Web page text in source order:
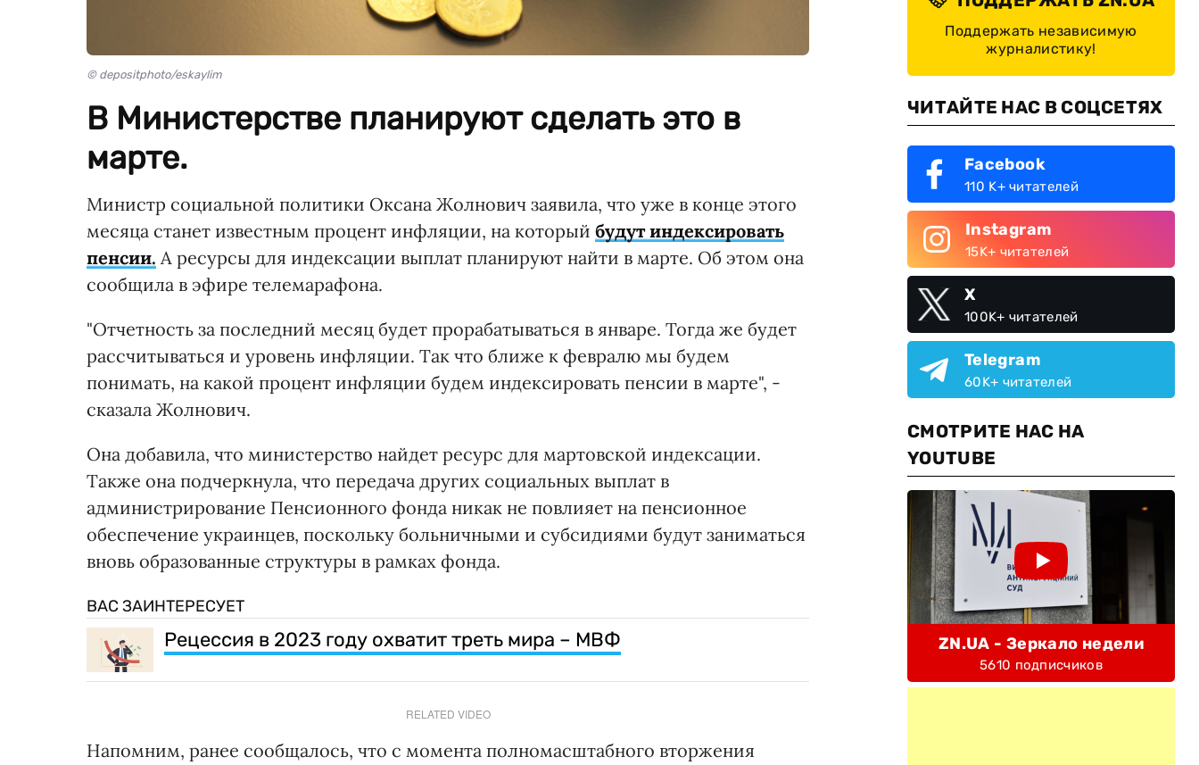
© depositphoto/eskaylim
В Министерстве планируют сделать это в
марте.
Министр социальной политики Оксана Жолнович заявила, что уже в конце этого
месяца станет известным процент инфляции, на который будут индексировать
пенсии. А ресурсы для индексации выплат планируют найти в марте. Об этом она
сообщила в эфире телемарафона.
"Отчетность за последний месяц будет прорабатываться в январе. Тогда же будет
рассчитываться и уровень инфляции. Так что ближе к февралю мы будем
понимать, на какой процент инфляции будем индексировать пенсии в марте", -
сказала Жолнович.
Она добавила, что министерство найдет ресурс для мартовской индексации.
Также она подчеркнула, что передача других социальных выплат в
администрирование Пенсионного фонда никак не повлияет на пенсионное
обеспечение украинцев, поскольку больничными и субсидиями будут заниматься
вновь образованные структуры в рамках фонда.
ВАС ЗАИНТЕРЕСУЕТ
Рецессия в 2023 году охватит треть мира – МВФ
RELATED VIDEO
Напомним, ранее сообщалось, что с момента полномасштабного вторжения
Поддержать независимую
журналистику!
ЧИТАЙТЕ НАС В СОЦСЕТЯХ
Facebook
110 K+ читателей
Instagram
15K+ читателей
X
100K+ читателей
Telegram
60K+ читателей
СМОТРИТЕ НАС НА
YOUTUBE
ZN.UA - Зеркало недели
5610 подписчиков